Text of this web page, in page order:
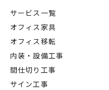
サービス一覧
オフィス家具
オフィス移転
内装・設備工事
間仕切り工事
サイン工事